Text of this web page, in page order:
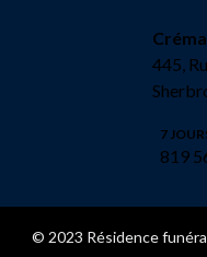
445,
7
819
© 2023 Résidence